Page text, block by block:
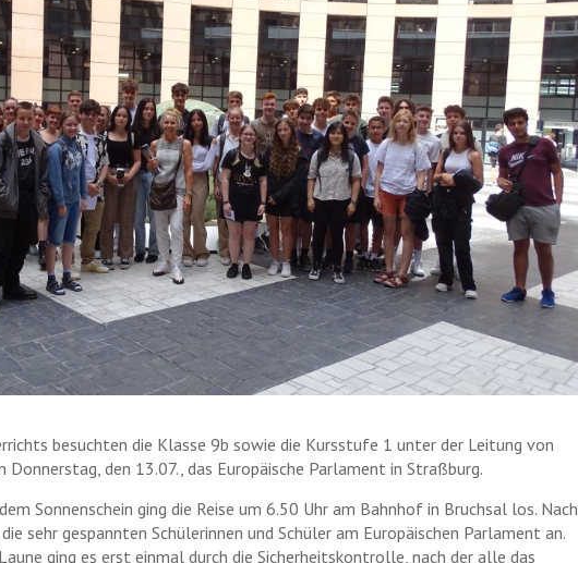
besuchten die Klasse 9b sowie die Kursstufe 1 unter der Leitung von
Donnerstag, den 13.07., das Europäische Parlament in Straßburg.
Sonnenschein ging die Reise um 6.50 Uhr am Bahnhof in Bruchsal los. Nach
sehr gespannten Schülerinnen und Schüler am Europäischen Parlament an.
ging es erst einmal durch die Sicherheitskontrolle, nach der alle das